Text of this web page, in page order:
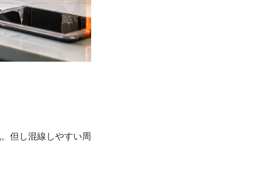
但し混線しやすい周